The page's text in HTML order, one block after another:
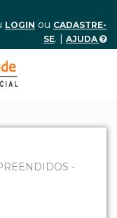
LOGIN ou CADASTRE-
SE. | AJUDA
-